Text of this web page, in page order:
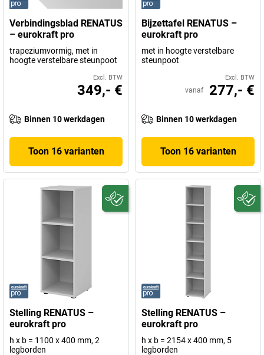
Verbindingsblad RENATUS
– eurokraft pro
trapeziumvormig, met in
hoogte verstelbare steunpoot
Excl. BTW
349,- €
Binnen 10 werkdagen
Toon 16 varianten
Bijzettafel RENATUS –
eurokraft pro
met in hoogte verstelbare
steunpoot
Excl. BTW
vanaf 277,- €
Binnen 10 werkdagen
Toon 16 varianten
Stelling RENATUS –
eurokraft pro
h x b = 1100 x 400 mm, 2
legborden
Stelling RENATUS –
eurokraft pro
h x b = 2154 x 400 mm, 5
legborden